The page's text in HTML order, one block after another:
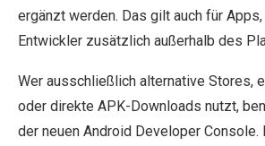
ergänzt werden. Das gilt auch für
Entwickler zusätzlich außerhalb des
Wer ausschließlich alternative Stores,
oder direkte APK-Downloads nutzt,
der neuen Android Developer Console.